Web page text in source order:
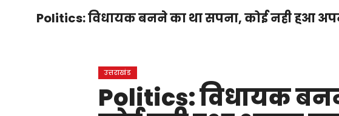
होम देश दुनिया
उत्तरकाशी
उधम सिंह नगरPolitics: विधायक बनने का था सपना, कोई नही हुआ
उत्तराखंड
Politics: विधायक